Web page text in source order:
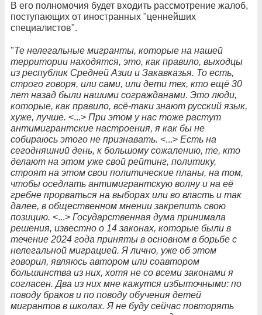
В его полномочия будет входить рассмотрение жалоб,
поступающих от иностранных "ценнейших
специалистов".
"Те нелегальные мигранты, которые на нашей
территории находятся, это, как правило, выходцы
из республик Средней Азии и Закавказья. То есть,
строго говоря, или сами, или дети тех, кто ещё 30
лет назад были нашими согражданами. Это люди,
которые, как правило, всё-таки знают русский язык,
хуже, лучше. <...> При этом у нас тоже растут
антимигрантские настроения, я как бы не
собираюсь этого не признавать. <...> Есть на
сегодняшний день, к большому сожалению, те, кто
делают на этом уже свой рейтинг, политику,
строят на этом свои политические планы, на том,
чтобы оседлать антимигрантскую волну и на её
гребне прорваться на выборах или во власть и так
далее, в общественном мнении закрепить свою
позицию. <...> Государственная дума принимала
решения, известно о 14 законах, которые были в
течение 2024 года приняты в основном в борьбе с
нелегальной миграцией. Я лично, уже об этом
говорил, являюсь автором или соавтором
большинства из них, хотя не со всеми законами я
согласен. Два из них мне кажутся избыточными: по
поводу браков и по поводу обучения детей
мигрантов в школах. Я не буду сейчас повторять